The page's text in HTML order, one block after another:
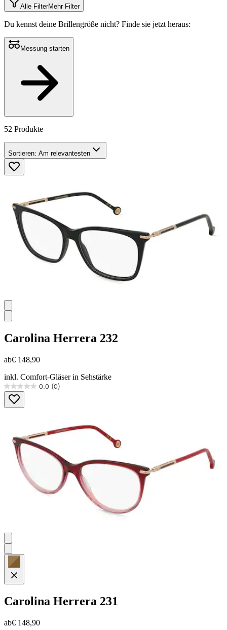
Alle FilterMehr Filter
Du kennst deine Brillengröße nicht? Finde sie jetzt heraus:
Messung starten
52 Produkte
Sortieren: Am relevantesten
Carolina Herrera 232
ab€ 148,90
inkl. Comfort-Gläser in Sehstärke
0.0 (0)
0.0
von
5
Carolina Herrera 231
ab€ 148,90